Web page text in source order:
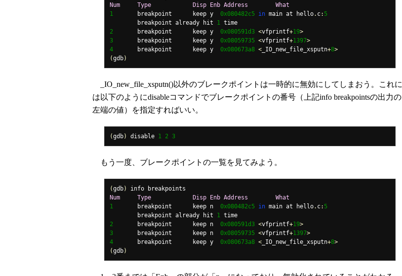
Num
Type Disp Enb Address
What
1
	breakpoint	keep y
0x080482c5 in main at hello. c: 5
	breakpoint already hit
1
time
2
	breakpoint	keep y
0x080591d3 <vfprintf+19>
3
	breakpoint	keep y
0x08059735 <vfprintf+1397>
4
	breakpoint	keep y
0x080673a8 <_IO_new_file_xsputn+8>
(gdb)
_IO_new_file_xsputn()以外のブレークポイントは一時的に無効にしてしまおう。これに
は以下のようにdisableコマンドでブレークポイントの番号（上記info breakpointsの出力の
左端の値）を指定すればいい。
(gdb) disable 1 2 3
もう一度、ブレークポイントの一覧を見てみよう。
(gdb)
Num
Type Disp Enb Address
What
1
	breakpoint	keep n
0x080482c5 in main at hello. c: 5
	breakpoint already hit
1
time
2
	breakpoint	keep n
0x080591d3 <vfprintf+19>
3
	breakpoint	keep n
0x08059735 <vfprintf+1397>
4
	breakpoint	keep y
0x080673a8 <_IO_new_file_xsputn+8>
(gdb)